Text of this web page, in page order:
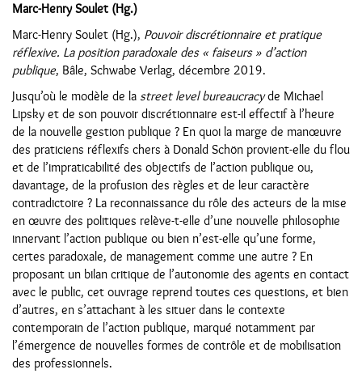
Marc-Henry Soulet (Hg.)
Marc-Henry Soulet (Hg.), Pouvoir discrétionnaire et pratique
réflexive. La position paradoxale des « faiseurs » d’action
publique, Bâle, Schwabe Verlag, décembre 2019.
Jusqu’où le modèle de la street level bureaucracyde Michael
Lipsky et de son pouvoir discrétionnaire est-il effectif à l’heure
de la nouvelle gestion publique ? En quoi la marge de manœuvre
des praticiens réflexifs chers à Donald Schön provient-elle du flou
et de l’impraticabilité des objectifs de l’action publique ou,
davantage, de la profusion des règles et de leur caractère
contradictoire ? La reconnaissance du rôle des acteurs de la mise
en œuvre des politiques relève-t-elle d’une nouvelle philosophie
innervant l’action publique ou bien n’est-elle qu’une forme,
certes paradoxale, de management comme une autre ? En
proposant un bilan critique de l’autonomie des agents en contact
avec le public, cet ouvrage reprend toutes ces questions, et bien
d’autres, en s’attachant à les situer dans le contexte
contemporain de l’action publique, marqué notamment par
l’émergence de nouvelles formes de contrôle et de mobilisation
des professionnels.